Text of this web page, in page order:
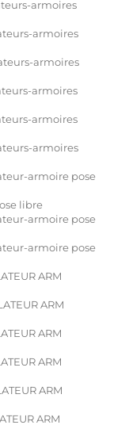
armoires
armoires
armoires
armoires
armoires
armoires
armoire pose
libre
armoire pose
armoire pose
ARM
ARM
ARM
ARM
ARM
ARM